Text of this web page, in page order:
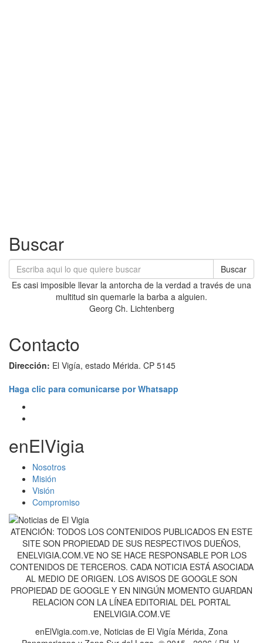
Buscar
Buscar
Es casi imposible llevar la antorcha de la verdad a través de una
multitud sin quemarle la barba a alguien.
Georg Ch. Lichtenberg
Contacto
Dirección: El Vigía, estado Mérida. CP 5145
Haga clic para comunicarse por Whatsapp
enElVigia
Nosotros
Misión
Visión
Compromiso
ATENCIÓN: TODOS LOS CONTENIDOS PUBLICADOS EN ESTE
SITE SON PROPIEDAD DE SUS RESPECTIVOS DUEÑOS,
ENELVIGIA.COM.VE NO SE HACE RESPONSABLE POR LOS
CONTENIDOS DE TERCEROS. CADA NOTICIA ESTÁ ASOCIADA
AL MEDIO DE ORIGEN. LOS AVISOS DE GOOGLE SON
PROPIEDAD DE GOOGLE Y EN NINGÚN MOMENTO GUARDAN
RELACION CON LA LÍNEA EDITORIAL DEL PORTAL
ENELVIGIA.COM.VE
enElVigia.com.ve, Noticias de El Vigía Mérida, Zona